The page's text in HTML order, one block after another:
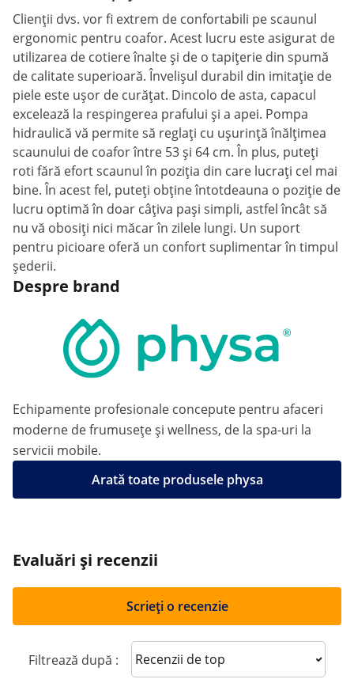
Clienții dvs. vor fi extrem de confortabili pe scaunul
ergonomic pentru coafor. Acest lucru este asigurat de
utilizarea de cotiere înalte și de o tapițerie din spumă
de calitate superioară. Învelișul durabil din imitație de
piele este ușor de curățat. Dincolo de asta, capacul
excelează la respingerea prafului și a apei. Pompa
hidraulică vă permite să reglați cu ușurință înălțimea
scaunului de coafor între 53 și 64 cm. În plus, puteți
roti fără efort scaunul în poziția din care lucrați cel mai
bine. În acest fel, puteți obține întotdeauna o poziție de
lucru optimă în doar câțiva pași simpli, astfel încât să
nu vă obosiți nici măcar în zilele lungi. Un suport
pentru picioare oferă un confort suplimentar în timpul
șederii.
Despre brand
Echipamente profesionale concepute pentru afaceri
moderne de frumusețe și wellness, de la spa-uri la
servicii mobile.
Arată toate produsele physa
Evaluări și recenzii
Scrieți o recenzie
Filtrează după : Sort reviews